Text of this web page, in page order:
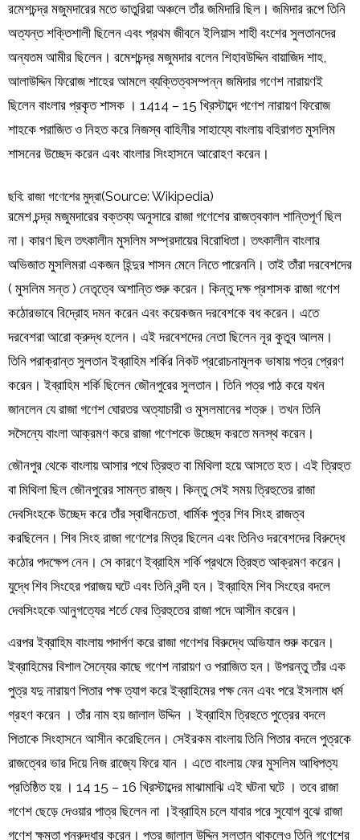
রমেশচন্দ্র মজুমদারের মতে ভাতুরিয়া অঞ্চলে তাঁর জমিদারি ছিল। জমিদার রূপে তিনি
অত্যন্ত শক্তিশালী ছিলেন এবং প্রথম জীবনে ইলিয়াস শাহী বংশের সুলতানদের
অন্যতম আমীর ছিলেন। রমেশচন্দ্র মজুমদার বলেন শিহাবউদ্দিন বায়াজিদ শাহ,
আলাউদ্দিন ফিরোজ শাহের আমলে ব্যক্তিত্বসম্পন্ন জমিদার গণেশ নারায়ণই
ছিলেন বাংলার প্রকৃত শাসক । 1414 – 15 খ্রিস্টাব্দে গণেশ নারায়ণ ফিরোজ
শাহকে পরাজিত ও নিহত করে নিজস্ব বাহিনীর সাহায্যে বাংলায় বহিরাগত মুসলিম
শাসনের উচ্ছেদ করেন এবং বাংলার সিংহাসনে আরোহণ করেন।
ছবি: রাজা গণেশের মুদ্রা(Source: Wikipedia)
রমেশ চন্দ্র মজুমদারের বক্তব্য অনুসারে রাজা গণেশের রাজত্বকাল শান্তিপূর্ণ ছিল
না। কারণ ছিল তৎকালীন মুসলিম সম্প্রদায়ের বিরোধিতা। তৎকালীন বাংলার
অভিজাত মুসলিমরা একজন হিন্দুর শাসন মেনে নিতে পারেননি। তাই তাঁরা দরবেশদের
( মুসলিম সন্ত ) নেতৃত্বে অশান্তি শুরু করেন। কিন্তু দক্ষ প্রশাসক রাজা গণেশ
কঠোরভাবে বিদ্রোহ দমন করেন এবং কয়েকজন দরবেশকে বধ করেন। এতে
দরবেশরা আরো ক্রুদ্ধ হলেন। এই দরবেশদের নেতা ছিলেন নূর কুতুব আলম।
তিনি পরাক্রান্ত সুলতান ইব্রাহিম শর্কির নিকট প্ররোচনামূলক ভাষায় পত্র প্রেরণ
করেন। ইব্রাহিম শর্কি ছিলেন জৌনপুরের সুলতান। তিনি পত্র পাঠ করে যখন
জানলেন যে রাজা গণেশ ঘোরতর অত্যাচারী ও মুসলমানের শত্রু। তখন তিনি
সসৈন্যে বাংলা আক্রমণ করে রাজা গণেশকে উচ্ছেদ করতে মনস্থ করেন।
জৌনপুর থেকে বাংলায় আসার পথে ত্রিহুত বা মিথিলা হয়ে আসতে হত। এই ত্রিহুত
বা মিথিলা ছিল জৌনপুরের সামন্ত রাজ্য। কিন্তু সেই সময় ত্রিহুতের রাজা
দেবসিংহকে উচ্ছেদ করে তাঁর স্বাধীনচেতা, ধার্মিক পুত্র শিব সিংহ রাজত্ব
করছিলেন। শিব সিংহ রাজা গণেশের মিত্র ছিলেন এবং তিনিও দরবেশদের বিরুদ্ধে
কঠোর পদক্ষেপ নেন। সে কারণে ইব্রাহিম শর্কি প্রথমে ত্রিহুত আক্রমণ করেন।
যুদ্ধে শিব সিংহের পরাজয় ঘটে এবং তিনি বন্দী হন। ইব্রাহিম শিব সিংহের বদলে
দেবসিংহকে আনুগত্যের শর্তে ফের ত্রিহুতের রাজা পদে আসীন করেন।
এরপর ইব্রাহিম বাংলায় পদার্পণ করে রাজা গণেশর বিরুদ্ধে অভিযান শুরু করেন।
ইব্রাহিমের বিশাল সৈন্যের কাছে গণেশ নারায়ণ ও পরাজিত হন। উপরন্তু তাঁর এক
পুত্র যদু নারায়ণ পিতার পক্ষ ত্যাগ করে ইব্রাহিমের পক্ষ নেন এবং পরে ইসলাম ধর্ম
গ্রহণ করেন । তাঁর নাম হয় জালাল উদ্দিন । ইব্রাহিম ত্রিহুতে পুত্রের বদলে
পিতাকে সিংহাসনে আসীন করেছিলেন। সেইরকম বাংলায় তিনি পিতার বদলে পুত্রকে
রাজত্বের ভার দিয়ে নিজ রাজ্যে ফিরে যান । এতে বাংলায় ফের মুসলিম আধিপত্য
প্রতিষ্ঠিত হয় । 14 15 – 16 খ্রিস্টাব্দের মাঝামাঝি এই ঘটনা ঘটে । তবে রাজা
গণেশ ছেড়ে দেওয়ার পাত্র ছিলেন না ।ইব্রাহিম চলে যাবার পরে সুযোগ বুঝে রাজা
গণেশ ক্ষমতা পুনরুদ্ধার করেন। পুত্র জালাল উদ্দিন সুলতান থাকলেও তিনি গণেশের